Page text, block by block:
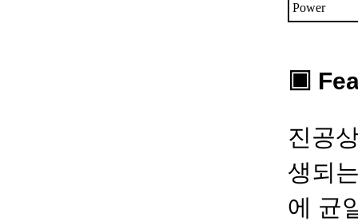
Power
▣
진공
생되
에 균